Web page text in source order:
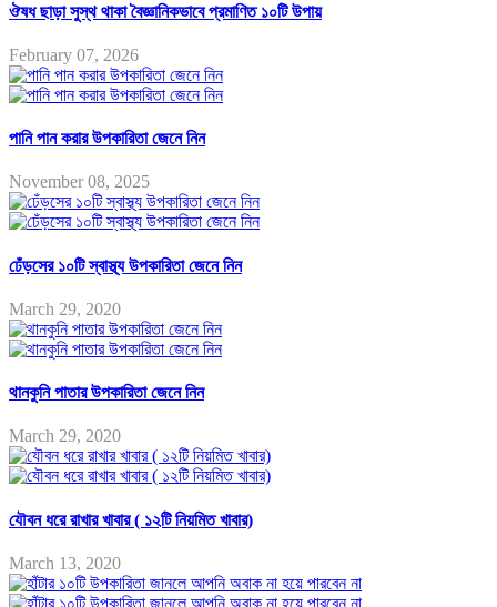
ঔষধ ছাড়া সুস্থ থাকা বৈজ্ঞানিকভাবে প্রমাণিত ১০টি উপায়
February 07, 2026
পানি পান করার উপকারিতা জেনে নিন
November 08, 2025
ঢেঁড়সের ১০টি স্বাস্থ্য উপকারিতা জেনে নিন
March 29, 2020
থানকুনি পাতার উপকারিতা জেনে নিন
March 29, 2020
যৌবন ধরে রাখার খাবার ( ১২টি নিয়মিত খাবার)
March 13, 2020